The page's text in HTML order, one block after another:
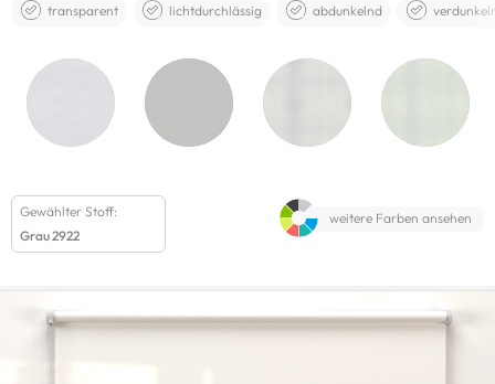
transparent lichtdurchlässig abdunkelnd
Gewählter Stoff:
Grau 2922
weitere Farben ansehen